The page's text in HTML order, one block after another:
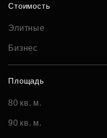
Стоимость
Элитные
Бизнес
Площадь
80 кв. м.
90 кв. м.